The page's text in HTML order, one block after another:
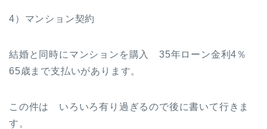
4）マンション契約
結婚と同時にマンションを購入 35年ローン金利4％
65歳まで支払いがあります。
この件は いろいろ有り過ぎるので後に書いて行きま
す。